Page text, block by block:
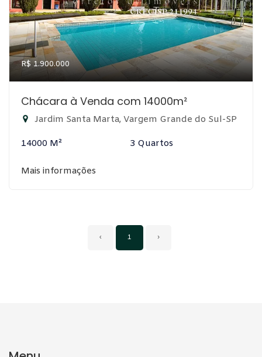
R$ 1.900.000
Chácara à Venda com 14000m²
Jardim Santa Marta, Vargem Grande do Sul-SP
14000 M² 3 Quartos
Mais informações
‹ 1 ›